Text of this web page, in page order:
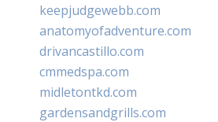
keepjudgewebb.com
anatomyofadventure.com
drivancastillo.com
cmmedspa.com
midletontkd.com
gardensandgrills.com